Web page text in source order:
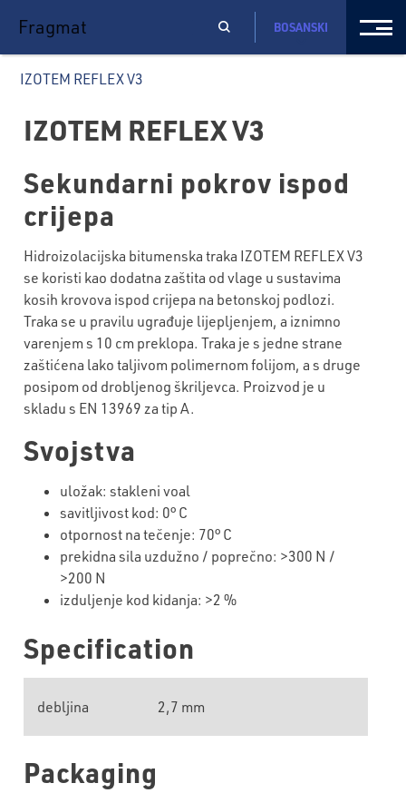
Fragmat BOSANSKI
IZOTEM REFLEX V3
IZOTEM REFLEX V3
Sekundarni pokrov ispod
crijepa
Hidroizolacijska bitumenska traka IZOTEM REFLEX V3
se koristi kao dodatna zaštita od vlage u sustavima
kosih krovova ispod crijepa na betonskoj podlozi.
Traka se u pravilu ugrađuje lijepljenjem, a iznimno
varenjem s 10 cm preklopa. Traka je s jedne strane
zaštićena lako taljivom polimernom folijom, a s druge
posipom od drobljenog škriljevca. Proizvod je u
skladu s EN 13969 za tip A.
Svojstva
uložak: stakleni voal
savitljivost kod: 0° C
otpornost na tečenje: 70° C
prekidna sila uzdužno / poprečno: >300 N /
>200 N
izduljenje kod kidanja: >2 %
Specification
debljina 2,7 mm
Packaging